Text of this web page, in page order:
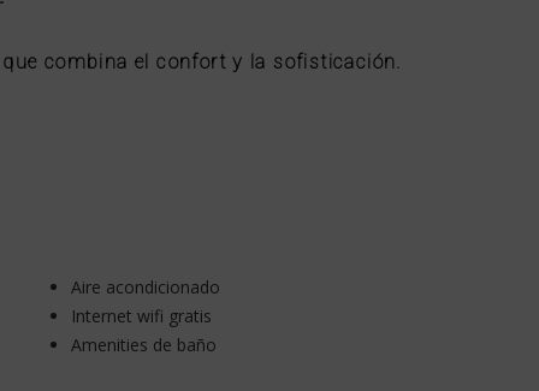
combina el confort y la sofisticación.
Aire acondicionado
Internet wifi gratis
Amenities de baño